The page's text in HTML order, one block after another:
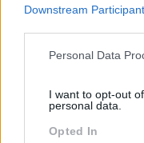
Downstream
Please note that this
not limited to your visit
grant or deny consent
use your data for
Personal Data
I want to opt-out
personal data.
Opted In
Pesquisa